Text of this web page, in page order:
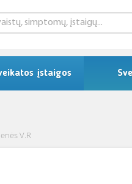
įstaigos
V.R